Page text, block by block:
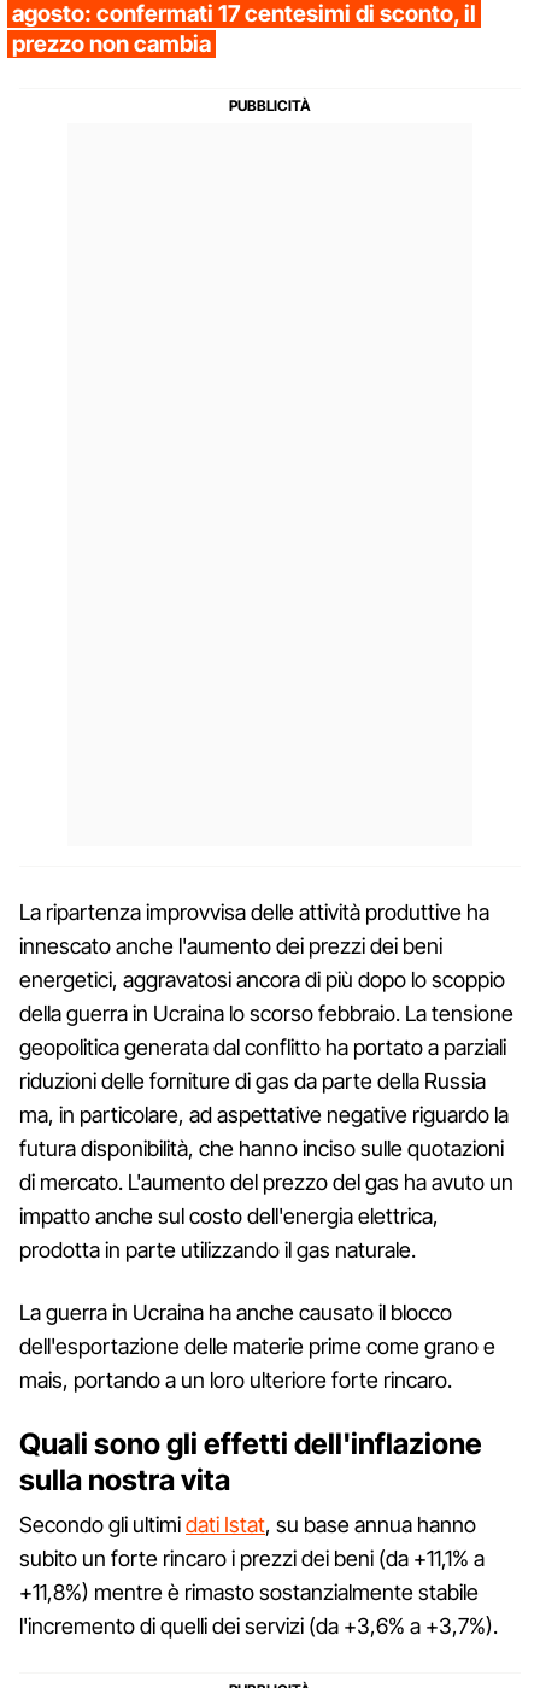
agosto: confermati 17 centesimi di sconto, il
prezzo non cambia
La ripartenza improvvisa delle attività produttive ha
innescato anche l'aumento dei prezzi dei beni
energetici, aggravatosi ancora di più dopo lo scoppio
della guerra in Ucraina lo scorso febbraio. La tensione
geopolitica generata dal conflitto ha portato a parziali
riduzioni delle forniture di gas da parte della Russia
ma, in particolare, ad aspettative negative riguardo la
futura disponibilità, che hanno inciso sulle quotazioni
di mercato. L'aumento del prezzo del gas ha avuto un
impatto anche sul costo dell'energia elettrica,
prodotta in parte utilizzando il gas naturale.
La guerra in Ucraina ha anche causato il blocco
dell'esportazione delle materie prime come grano e
mais, portando a un loro ulteriore forte rincaro.
Quali sono gli effetti dell'inflazione
sulla nostra vita
Secondo gli ultimidati Istat, su base annua hanno
subito un forte rincaro i prezzi dei beni (da +11,1% a
+11,8%) mentre è rimasto sostanzialmente stabile
l'incremento di quelli dei servizi (da +3,6% a +3,7%).